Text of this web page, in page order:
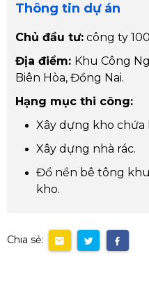
Thông tin dự án
Chủ đầu tư: công ty
Địa điểm: Khu Công
Biên Hòa, Đồng Nai.
Hạng mục thi công:
Xây dựng kho chứa
Xây dựng nhà rác.
Đổ nền bê tông
kho.
Chia sẻ: